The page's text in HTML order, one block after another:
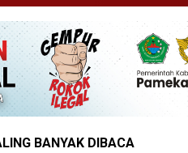
BANYAK DIBACA